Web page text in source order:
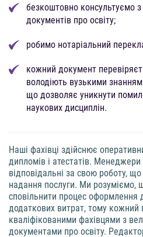
безкоштовно консультуємо з
документів про освіту;
робимо нотаріальний
кожний документ
володіють вузькими
що дозволяє уникнути
наукових дисциплін.
Наші фахівці здійснює
дипломів і атестатів.
відповідальні за свою роботу,
надання послуги. Ми
сповільнити процес оформлення
додаткових витрат, тому кожний
кваліфікованими фахівцями з
документами про освіту.